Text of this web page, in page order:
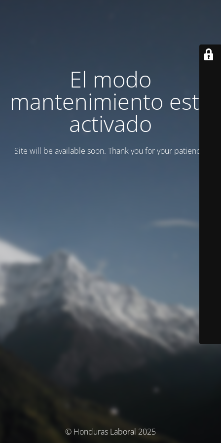
El modo
mantenimiento está
activado
Site will be available soon. Thank you for your patience!
© Honduras Laboral 2025